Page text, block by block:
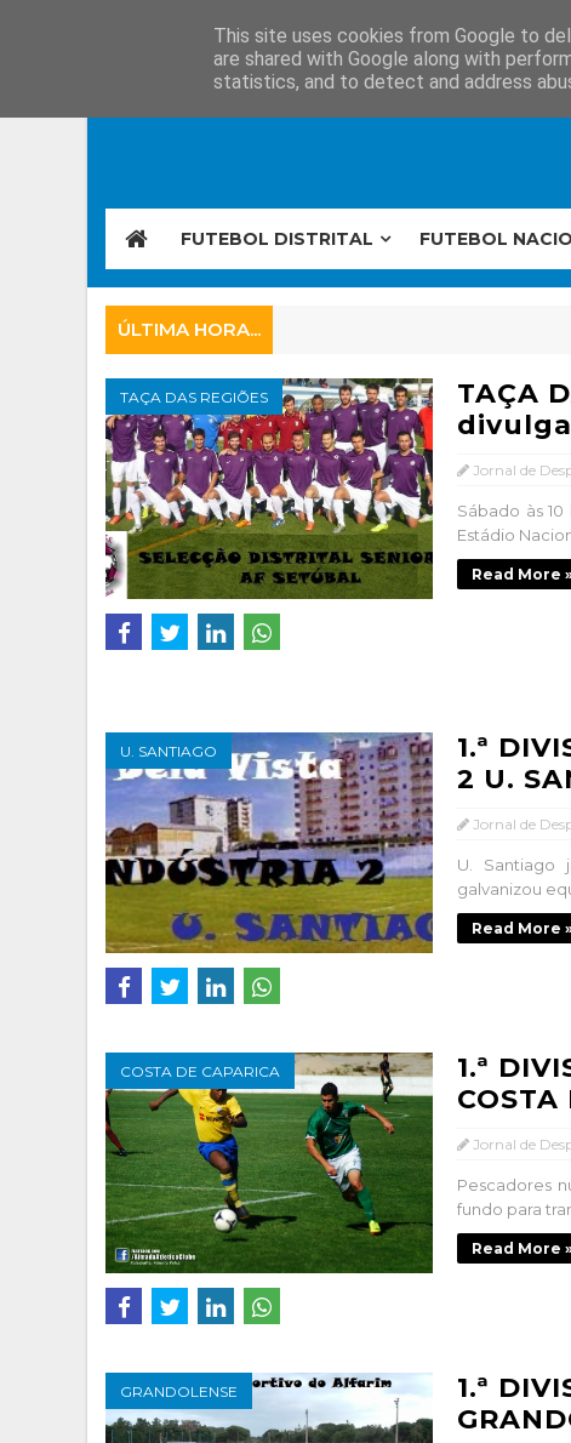
FUTEBOL DISTRITAL FUTEBOL
ÚLTIMA HORA...
TAÇA DAS REGIÕES
TAÇA
Jornal de
Sábado às
Estádio
Read More
U. SANTIAGO
1.ª
2 U.
Jornal de
U. Santiago
galvanizou
Read More
COSTA DE CAPARICA
1.ª
COSTA
Jornal de
Pescadores
fundo para
Read More
GRANDOLENSE
1.ª
This site uses cookies from Google to
are shared with Google along with
statistics, and to detect and address